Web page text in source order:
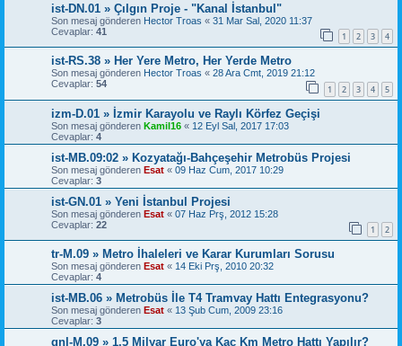
ist-DN.01 » Çılgın Proje - "Kanal İstanbul"
Son mesaj gönderen Hector Troas « 31 Mar Sal, 2020 11:37
Cevaplar: 41 1 2 3 4
ist-RS.38 » Her Yere Metro, Her Yerde Metro
Son mesaj gönderen Hector Troas « 28 Ara Cmt, 2019 21:12
Cevaplar: 54 1 2 3 4 5
izm-D.01 » İzmir Karayolu ve Raylı Körfez Geçişi
Son mesaj gönderen Kamil16 « 12 Eyl Sal, 2017 17:03
Cevaplar: 4
ist-MB.09:02 » Kozyatağı-Bahçeşehir Metrobüs Projesi
Son mesaj gönderen Esat « 09 Haz Cum, 2017 10:29
Cevaplar: 3
ist-GN.01 » Yeni İstanbul Projesi
Son mesaj gönderen Esat « 07 Haz Prş, 2012 15:28
Cevaplar: 22 1 2
tr-M.09 » Metro İhaleleri ve Karar Kurumları Sorusu
Son mesaj gönderen Esat « 14 Eki Prş, 2010 20:32
Cevaplar: 4
ist-MB.06 » Metrobüs İle T4 Tramvay Hattı Entegrasyonu?
Son mesaj gönderen Esat « 13 Şub Cum, 2009 23:16
Cevaplar: 3
gnl-M.09 » 1.5 Milyar Euro'ya Kaç Km Metro Hattı Yapılır?